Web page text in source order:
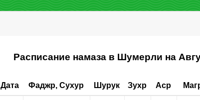
Расписание намаза в Шумерли на
Дата Фаджр, Сухур Шурук Зухр Аср